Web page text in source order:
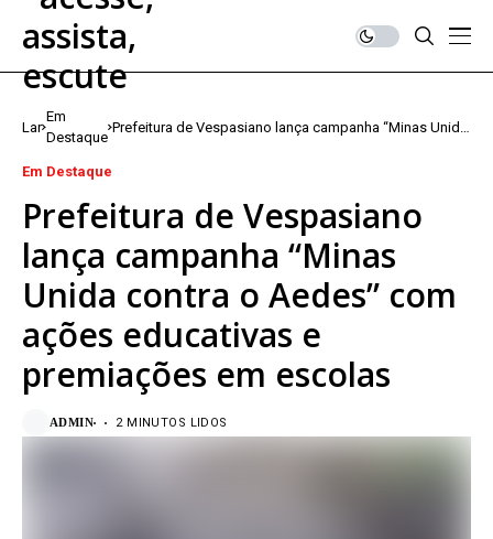
Lar
Em
Destaque
Prefeitura de Vespasiano lança campanha “Minas Unida
Em Destaque
Prefeitura de Vespasiano
lança campanha “Minas
Unida contra o Aedes” com
ações educativas e
premiações em escolas
ADMIN 2 MINUTOS LIDOS